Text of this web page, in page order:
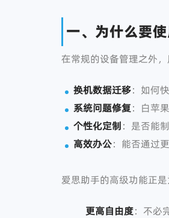
一、为什么要
在常规的设备管理之外，
换机数据迁移：如何
系统问题修复：白苹
个性化定制：是否能
高效办公：能否通过
爱思助手的高级功能正
更高自由度：不必